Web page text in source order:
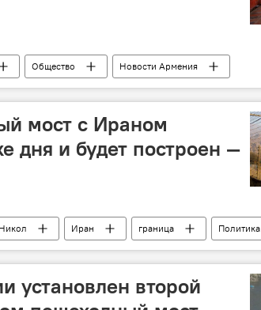
Общество Новости Армения
мост с Ираном
дня и будет построен —
Иран граница Политика
установлен второй